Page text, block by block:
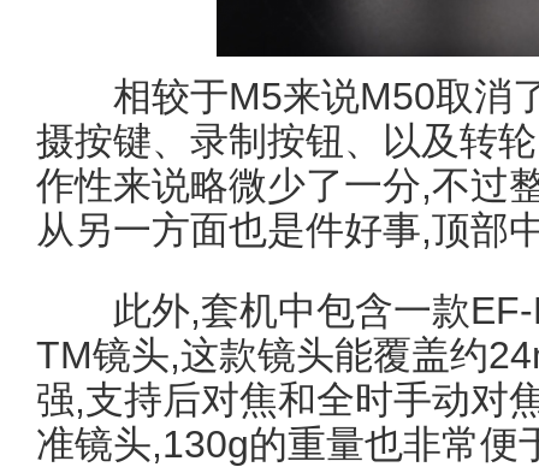
相较于M5来说M50取消
摄按键、录制按钮、以及转
作性来说略微少了一分,不过
从另一方面也是件好事,顶部
此外,套机中包含一款EF-
TM镜头,这款镜头能覆盖约
强,支持后对焦和全时手动对
准镜头,130g的重量也非常便